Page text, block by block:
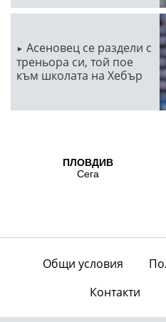
Асеновец се раздели с
треньора си, той пое
към школата на Хебър
Общи условия
Контакти